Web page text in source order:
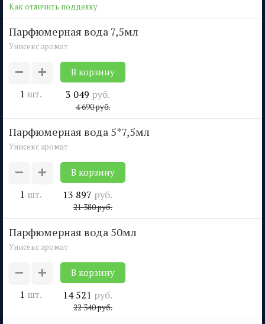
Как отличить подделку
парфюмерная вода 7,5мл
Унисекс аромат
1 шт. 3 049 руб.
4 690руб.
парфюмерная вода 5*7,5мл
Унисекс аромат
1 шт. 13 897 руб.
21 380руб.
парфюмерная вода 50мл
Унисекс аромат
1 шт. 14 521 руб.
22 340руб.